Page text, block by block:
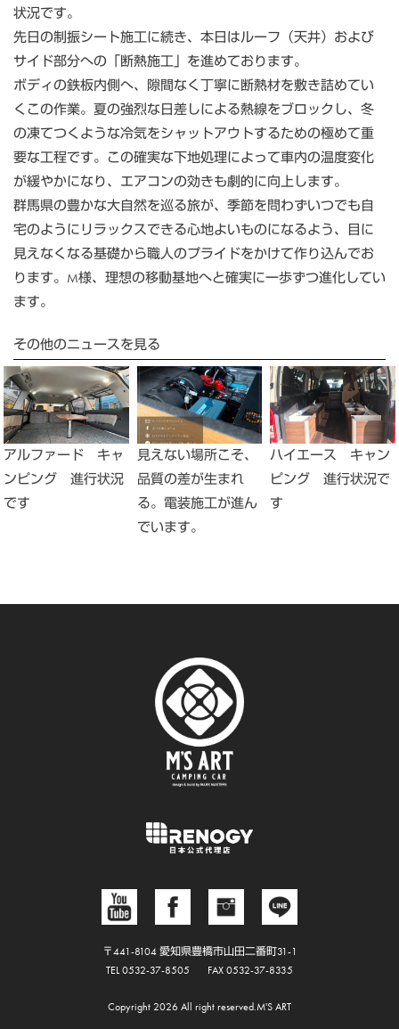
状況です。
先日の制振シート施工に続き、本日はルーフ（天井）および
サイド部分への「断熱施工」を進めております。
ボディの鉄板内側へ、隙間なく丁寧に断熱材を敷き詰めてい
くこの作業。夏の強烈な日差しによる熱線をブロックし、冬
の凍てつくような冷気をシャットアウトするための極めて重
要な工程です。この確実な下地処理によって車内の温度変化
が緩やかになり、エアコンの効きも劇的に向上します。
群馬県の豊かな大自然を巡る旅が、季節を問わずいつでも自
宅のようにリラックスできる心地よいものになるよう、目に
見えなくなる基礎から職人のプライドをかけて作り込んでお
ります。M様、理想の移動基地へと確実に一歩ずつ進化してい
ます。
その他のニュースを見る
アルファード キャ
ンピング 進行状況
です
見えない場所こそ、
品質の差が生まれ
る。電装施工が進ん
でいます。
ハイエース キャン
ピング 進行状況で
す
〒441-8104 愛知県豊橋市山田二番町31-1
TEL 0532-37-8505
FAX 0532-37-8335
Copyright 2026 All right reserved.M'S ART